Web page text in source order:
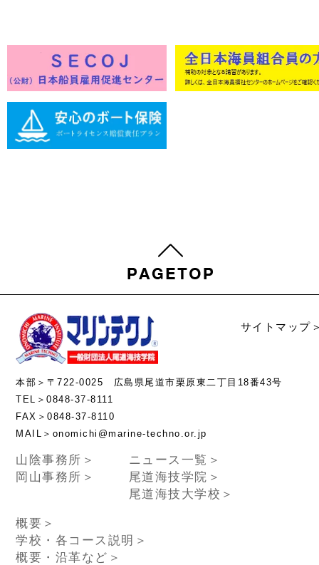
サイトマップ
本部＞〒722-0025 広島県尾道市栗原東二丁目18番43号
TEL＞0848-37-8111
FAX＞0848-37-8110
MAIL＞onomichi@marine-techno.or.jp
山陰事務所＞
岡山事務所＞
ニュース一覧＞
尾道海技学院＞
尾道海技大学校＞
概要＞
学校・各コース説明＞
概要・沿革など＞